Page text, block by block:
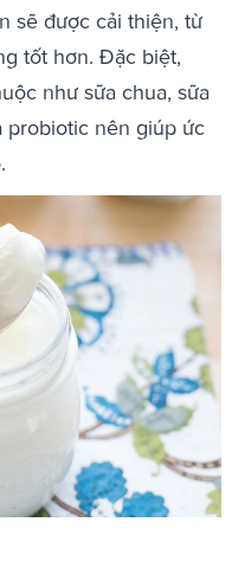
sẽ được cải thiện, từ
tốt hơn. Đặc biệt,
như sữa chua, sữa
probiotic nên giúp ức